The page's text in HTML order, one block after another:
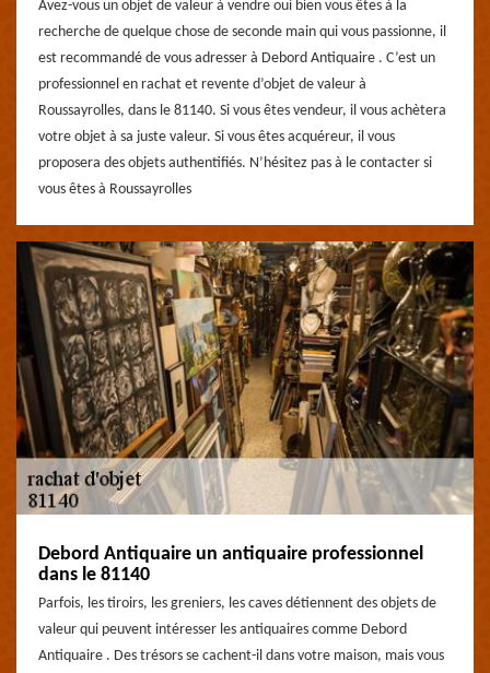
Avez-vous un objet de valeur à vendre oui bien vous êtes à la
recherche de quelque chose de seconde main qui vous passionne, il
est recommandé de vous adresser à Debord Antiquaire . C’est un
professionnel en rachat et revente d’objet de valeur à
Roussayrolles, dans le 81140. Si vous êtes vendeur, il vous achètera
votre objet à sa juste valeur. Si vous êtes acquéreur, il vous
proposera des objets authentifiés. N’hésitez pas à le contacter si
vous êtes à Roussayrolles
Debord Antiquaire un antiquaire professionnel
dans le 81140
Parfois, les tiroirs, les greniers, les caves détiennent des objets de
valeur qui peuvent intéresser les antiquaires comme Debord
Antiquaire . Des trésors se cachent-il dans votre maison, mais vous